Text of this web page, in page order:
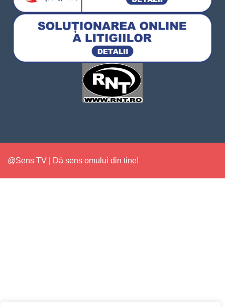
@Sens TV | Dă sens omului din tine!